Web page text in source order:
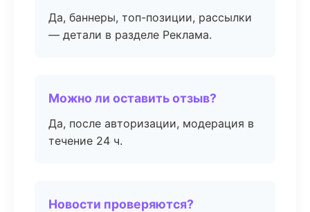
Да, баннеры, топ-позиции, рассылки
— детали в разделе Реклама.
Можно ли оставить отзыв?
Да, после авторизации, модерация в
течение 24 ч.
Новости проверяются?